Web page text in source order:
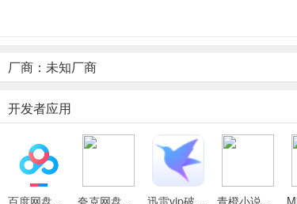
3、制作好的武器可以在背包中装备；
4、不同的武器制作需要不同的数量物资，物资可以通过
厂商：未知厂商
开发者应用
百度网盘绿色免安装Pc电脑版 夸克网盘官方正式版 迅雷vip破解版永久会员2024版 青橙小说App